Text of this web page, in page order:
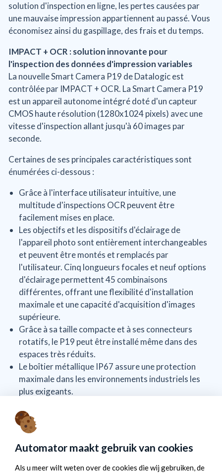
Automator maakt gebruik van cookies
Als u meer wilt weten over de cookies die wij gebruiken, de
solution d'inspection en ligne, les pertes causées par
une mauvaise impression appartiennent au passé. Vous
économisez ainsi du gaspillage, des frais et du temps.
IMPACT + OCR : solution innovante pour
l'inspection des données d'impression variables
La nouvelle Smart Camera P19 de Datalogic est
contrôlée par IMPACT + OCR. La Smart Camera P19
est un appareil autonome intégré doté d'un capteur
CMOS haute résolution (1280x1024 pixels) avec une
vitesse d'inspection allant jusqu'à 60 images par
seconde.
Certaines de ses principales caractéristiques sont
énumérées ci-dessous :
Grâce à l'interface utilisateur intuitive, une
multitude d'inspections OCR peuvent être
facilement mises en place.
Les objectifs et les dispositifs d'éclairage de
l'appareil photo sont entièrement interchangeables
et peuvent être montés et remplacés par
l'utilisateur. Cinq longueurs focales et neuf options
d'éclairage permettent 45 combinaisons
différentes, offrant une flexibilité d'installation
maximale et une capacité d'acquisition d'images
supérieure.
Grâce à sa taille compacte et à ses connecteurs
rotatifs, le P19 peut être installé même dans des
espaces très réduits.
Le boîtier métallique IP67 assure une protection
maximale dans les environnements industriels les
plus exigeants.
Vous voulez en savoir plus?
Eddy Vanvoorden, notre spécialiste Datalogic, se fera
info@automator.nlou appelez le+31 (0)10 415 64 00